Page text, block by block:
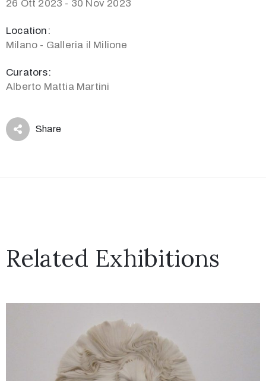
26 Ott 2023 - 30 Nov 2023
Location:
Milano - Galleria il Milione
Curators:
Alberto Mattia Martini
Share
Related Exhibitions